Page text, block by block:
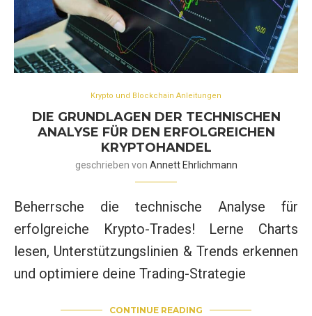
Krypto und Blockchain Anleitungen
DIE GRUNDLAGEN DER TECHNISCHEN
ANALYSE FÜR DEN ERFOLGREICHEN
KRYPTOHANDEL
geschrieben von Annett Ehrlichmann
Beherrsche die technische Analyse für
erfolgreiche Krypto-Trades! Lerne Charts
lesen, Unterstützungslinien & Trends erkennen
und optimiere deine Trading-Strategie
CONTINUE READING